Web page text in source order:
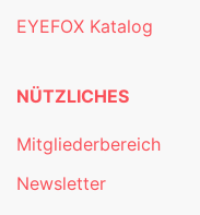
EYEFOX Katalog
NÜTZLICHES
Mitgliederbereich
Newsletter